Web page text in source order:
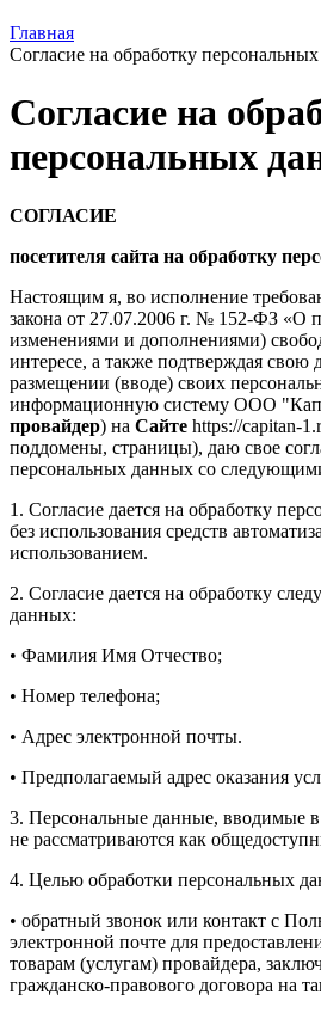
Главная
Согласие на обработку
Согласие на
персональных
СОГЛАСИЕ
посетителя сайта на обработку
Настоящим я, во исполнение
закона от 27.07.2006 г. № 152-ФЗ «О
изменениями и дополнениями)
интересе, а также подтверждая свою
размещении (вводе) своих
информационную систему ООО
провайдер) на Сайте https://capitan-
поддомены, страницы), даю свое
персональных данных со
1. Согласие дается на обработку
без использования средств
использованием.
2. Согласие дается на обработку
данных:
• Фамилия Имя Отчество;
• Номер телефона;
• Адрес электронной почты.
• Предполагаемый адрес оказания
3. Персональные данные, вводимые
не рассматриваются как
4. Целью обработки персональных
• обратный звонок или контакт с
электронной почте для
товарам (услугам) провайдера,
гражданско-правового договора на